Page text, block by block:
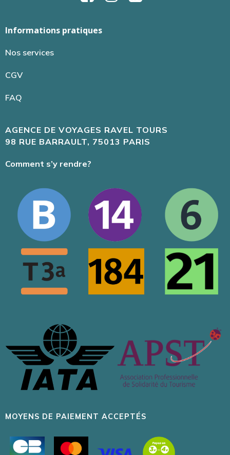
Informations pratiques
Nos services
CGV
FAQ
AGENCE DE VOYAGES RAVEL TOURS
98 RUE BARRAULT, 75013 PARIS
Comment s’y rendre?
MOYENS DE PAIEMENT ACCEPTÉS